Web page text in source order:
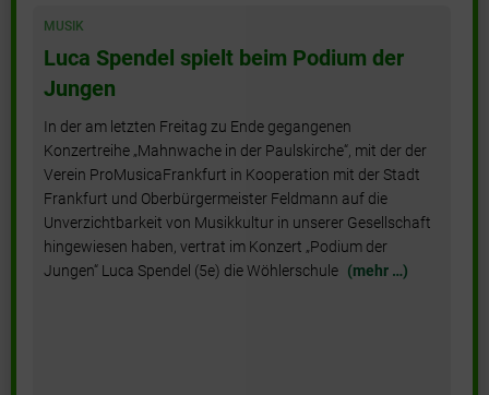
MUSIK
Luca Spendel spielt beim Podium der
Jungen
In der am letzten Freitag zu Ende gegangenen
Konzertreihe „Mahnwache in der Paulskirche“, mit der der
Verein ProMusicaFrankfurt in Kooperation mit der Stadt
Frankfurt und Oberbürgermeister Feldmann auf die
Unverzichtbarkeit von Musikkultur in unserer Gesellschaft
hingewiesen haben, vertrat im Konzert „Podium der
Jungen“ Luca Spendel (5e) die Wöhlerschule (mehr …)